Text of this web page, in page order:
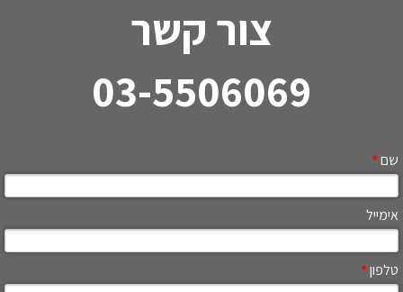
צור קשר
03-5506069
שם*
אימייל
טלפון*